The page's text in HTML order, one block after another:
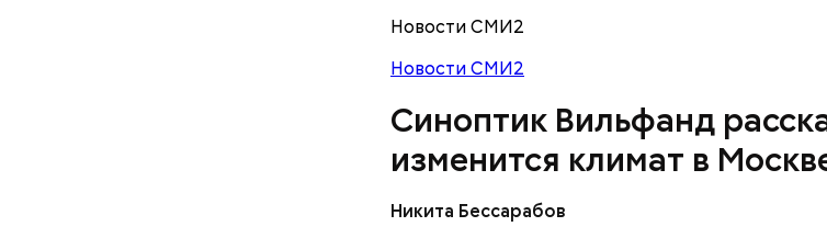
Новости СМИ2
Новости СМИ2
Синоптик Вильфанд
изменится климат в
Никита Бессарабов